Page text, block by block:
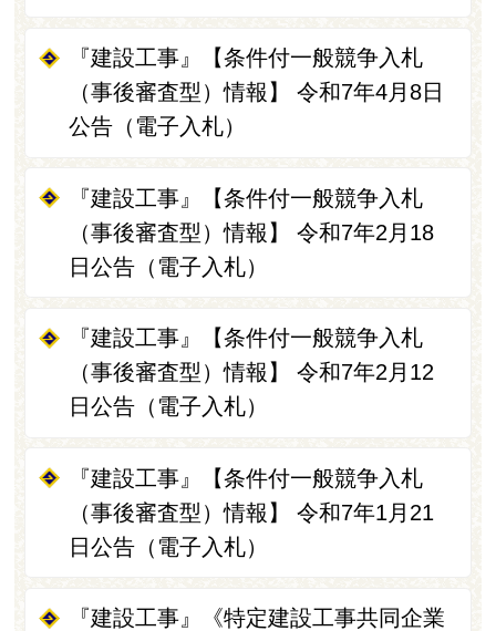
『建設工事』【条件付一般競争入札
（事後審査型）情報】 令和7年4月8日
公告（電子入札）
『建設工事』【条件付一般競争入札
（事後審査型）情報】 令和7年2月18
日公告（電子入札）
『建設工事』【条件付一般競争入札
（事後審査型）情報】 令和7年2月12
日公告（電子入札）
『建設工事』【条件付一般競争入札
（事後審査型）情報】 令和7年1月21
日公告（電子入札）
『建設工事』《特定建設工事共同企業